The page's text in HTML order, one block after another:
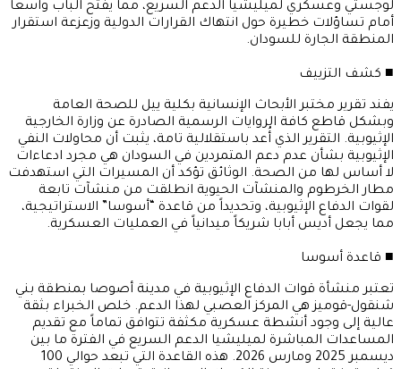
لوجستي وعسكري لميليشيا الدعم السريع، مما يفتح الباب واسعاً
أمام تساؤلات خطيرة حول انتهاك القرارات الدولية وزعزعة استقرار
المنطقة الجارة للسودان.
​■ كشف التزييف
​يفند تقرير مختبر الأبحاث الإنسانية بكلية ييل للصحة العامة
وبشكل قاطع كافة الروايات الرسمية الصادرة عن وزارة الخارجية
الإثيوبية. التقرير الذي أُعد باستقلالية تامة، يثبت أن محاولات النفي
الإثيوبية بشأن عدم دعم المتمردين في السودان هي مجرد ادعاءات
لا أساس لها من الصحة. الوثائق تؤكد أن المسيرات التي استهدفت
مطار الخرطوم والمنشآت الحيوية انطلقت من منشآت تابعة
لقوات الدفاع الإثيوبية، وتحديداً من قاعدة “أسوسا” الاستراتيجية،
مما يجعل أديس أبابا شريكاً ميدانياً في العمليات العسكرية.
​■ قاعدة أسوسا
​تعتبر منشأة قوات الدفاع الإثيوبية في مدينة أصوصا بمنطقة بني
شنقول-قوميز هي المركز العصبي لهذا الدعم. خلص الخبراء بثقة
عالية إلى وجود أنشطة عسكرية مكثفة تتوافق تماماً مع تقديم
المساعدات المباشرة لميليشيا الدعم السريع في الفترة ما بين
ديسمبر 2025 ومارس 2026. هذه القاعدة التي تبعد حوالي 100